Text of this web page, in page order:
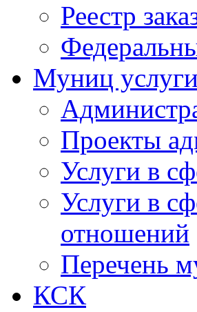
Реестр
Муниц услуги
Проекты
Услуги в
Услуги в
отношений
Перечень
КСК